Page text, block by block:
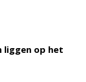
liggen op het